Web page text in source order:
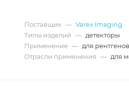
Поставщик — Varex Imaging
Типы изделий — детекторы
Применение — для
Отрасли применения — для